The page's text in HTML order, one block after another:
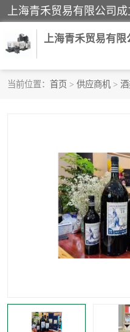
上海青禾贸易有限
当前位置： 首页 > 供应商机 >
家用电器报关
国际灯具清关